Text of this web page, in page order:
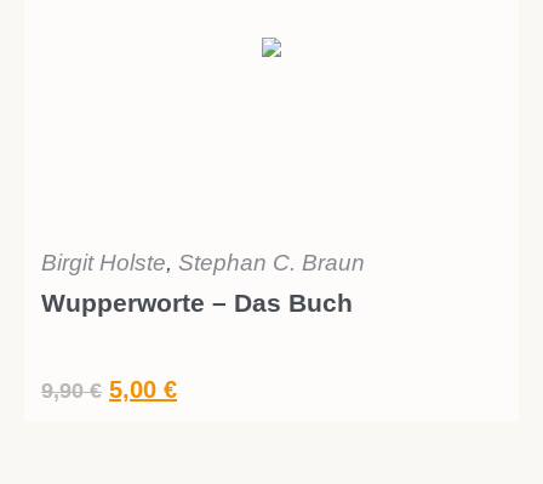
Birgit Holste, Stephan C. Braun
Wupperworte – Das Buch
9,90 € Ursprünglicher
5,00 €Aktueller